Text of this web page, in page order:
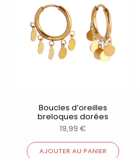
Boucles d’oreilles
breloques dorées
19,99 €
AJOUTER AU PANIER